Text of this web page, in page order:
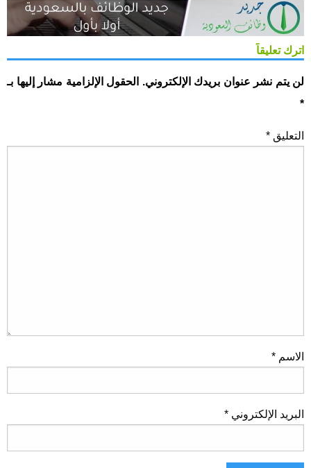
اترك تعليقاً
لن يتم نشر عنوان بريدك الإلكتروني.
الحقول الإلزامية مشار إليها بـ
*
التعليق *
الاسم *
البريد الإلكتروني *